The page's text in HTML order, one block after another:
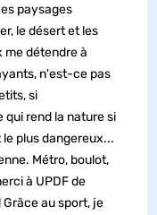
paysages
le désert et les
me détendre à
n'est-ce pas
si
qui rend la nature si
plus dangereux...
Métro, boulot,
à UPDF de
au sport, je